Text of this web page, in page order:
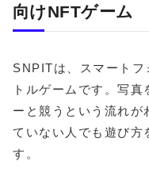
向けNFTゲーム
SNPITは、スマート
トルゲームです。写
ーと競うという流れ
ていない人でも遊び方
す。